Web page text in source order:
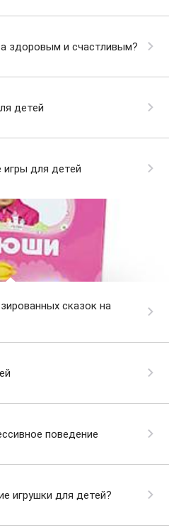
здоровым и счастливым?
детей
для детей
сказок на
поведение
игрушки для детей?